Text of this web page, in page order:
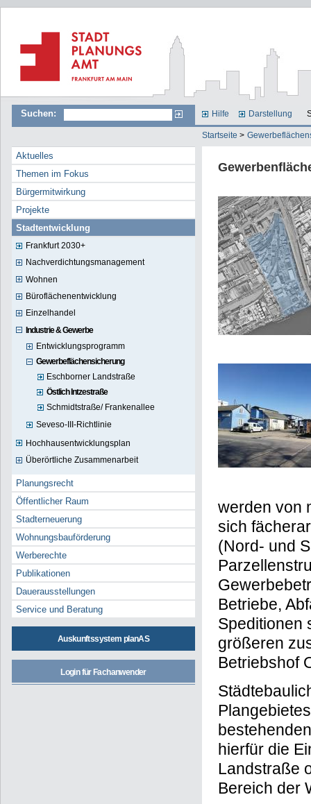
Suchen: Hilfe Darstellung
Startseite >
Aktuelles
Themen im Fokus
Bürgermitwirkung
Projekte
Stadtentwicklung
Frankfurt 2030+
Nachverdichtungsmanagement
Wohnen
Büroflächenentwicklung
Einzelhandel
Industrie & Gewerbe
Entwicklungsprogramm
Gewerbeflächensicherung
Eschborner Landstraße
Östlich Intzestraße
Schmidtstraße/ Frankenallee
Seveso-III-Richtlinie
Hochhausentwicklungsplan
Überörtliche Zusammenarbeit
Planungsrecht
Öffentlicher Raum
Stadterneuerung
Wohnungsbauförderung
Werberechte
Publikationen
Dauerausstellungen
Service und Beratung
Auskunftssystem planAS
Login für Fachanwender
werden von
sich
(Nord- und
Betriebe,
Speditionen
größeren
Betriebshof
hierfür die
Landstraße
Bereich der